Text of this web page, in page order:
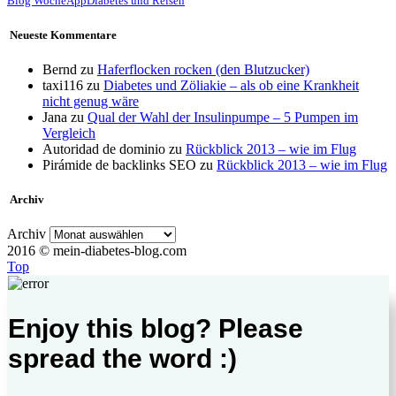
Neueste Kommentare
Bernd zu Haferflocken rocken (den Blutzucker)
taxi116 zu Diabetes und Zöliakie – als ob eine Krankheit
nicht genug wäre
Jana zu Qual der Wahl der Insulinpumpe – 5 Pumpen im
Vergleich
Autoridad de dominio zu Rückblick 2013 – wie im Flug
Pirámide de backlinks SEO zu Rückblick 2013 – wie im Flug
Archiv
Archiv
2016 © mein-diabetes-blog.com
Top
Enjoy this blog? Please
spread the word :)